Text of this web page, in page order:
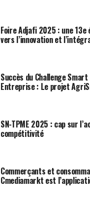
Foire Adjafi 2025 : une
vers l’innovation et
Succès du Challenge
Entreprise : Le projet
SN-TPME 2025 : cap sur
compétitivité
Commerçants et
Cmediamarkt est